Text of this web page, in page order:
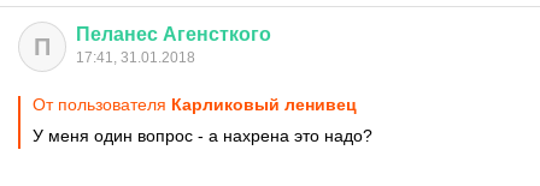
П Пеланес Агенсткого
17:41, 31.01.2018
От пользователя Карликовый ленивец
У меня один вопрос - а нахрена это надо?